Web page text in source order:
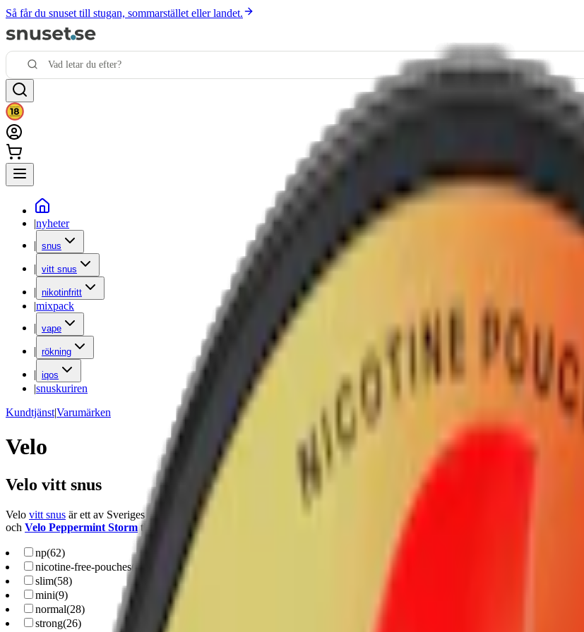
Så får du snuset till stugan, sommarstället eller landet.
|nyheter
| snus
| vitt snus
| nikotinfritt
|mixpack
| vape
| rökning
| iqos
|snuskuriren
Kundtjänst|Varumärken
Velo
Velo vitt snus
Velo vitt snus är ett av Sveriges mest populära tobaksfria nikotinpåsar, känt för sina smaker, slimmade påsar och höga kvalitet.
och Velo Peppermint Storm till fruktiga och syrliga Velo Lime Flame
np(62)
nicotine-free-pouches(5
slim(58)
mini(9)
normal(28)
strong(26)